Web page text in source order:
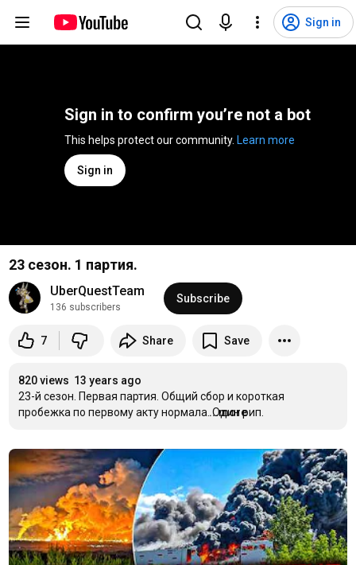
Sign in
Sign in to confirm you’re not a bot
Learn more
Sign in
23 сезон. 1 партия.
UberQuestTeam
136 subscribers
Subscribe
7 Share Save
820 views 13 years ago
23-й сезон. Первая партия. Общий сбор и короткая
пробежка по первому акту нормала. Один рип.
...more